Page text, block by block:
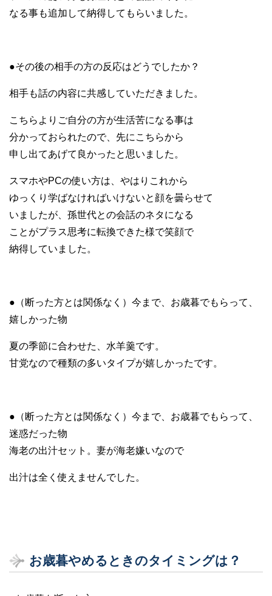
なる事も追加して納得してもらいました。
●その後の相手の方の反応はどうでしたか？
相手も話の内容に共感していただきました。
こちらよりご自分の方が生活苦になる事は
分かっておられたので、先にこちらから
申し出てあげて良かったと思いました。
スマホやPCの使い方は、やはりこれから
ゆっくり学ばなければいけないと顔を曇らせて
いましたが、孫世代との会話のネタになる
ことがプラス思考に転換できた様で笑顔で
納得していました。
●（断った方とは関係なく）今まで、お歳暮でもらって、
嬉しかった物
夏の季節に合わせた、水羊羹です。
甘党なので種類の多いタイプが嬉しかったです。
●（断った方とは関係なく）今まで、お歳暮でもらって、
迷惑だった物
海老の出汁セット。妻が海老嫌いなので
出汁は全く使えませんでした。
お歳暮やめるときのタイミングは？